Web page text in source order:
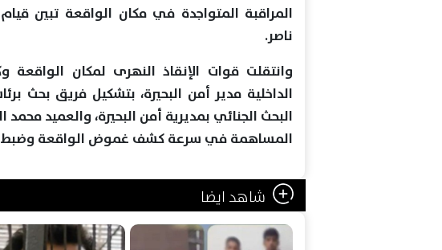
المراقبة المتواجدة في مكان الواقعة تبين
ناصر.
وانتقلت قوات الإنقاذ النهرى لمكان
الداخلية مدير أمن البحيرة، بتشكيل فريق بحث
البحث الجنائي بمديرية أمن البحيرة، والعميد
المساهمة في سرعة كشف غموض الواقعة وضبط
شاهد ايضا